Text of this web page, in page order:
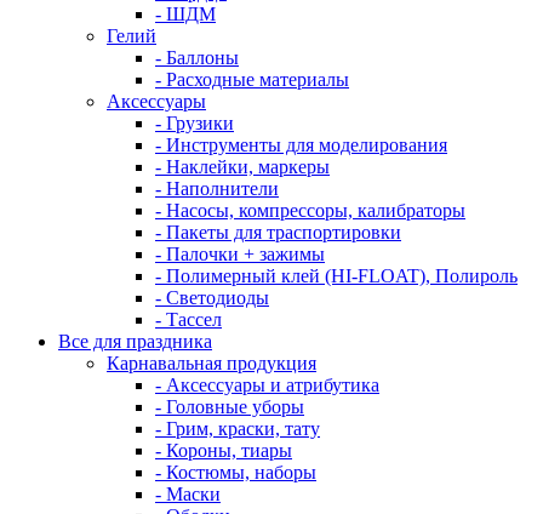
- ШДМ
Гелий
- Баллоны
- Расходные материалы
Аксессуары
- Грузики
- Инструменты для моделирования
- Наклейки, маркеры
- Наполнители
- Насосы, компрессоры, калибраторы
- Пакеты для траспортировки
- Палочки + зажимы
- Полимерный клей (HI-FLOAT), Полироль
- Светодиоды
- Тассел
Все для праздника
Карнавальная продукция
- Аксессуары и атрибутика
- Головные уборы
- Грим, краски, тату
- Короны, тиары
- Костюмы, наборы
- Маски